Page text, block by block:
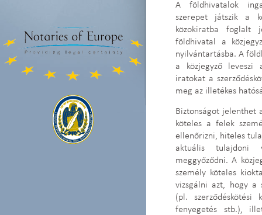
A földhivatalok
szerepet játszik a
közokiratba foglalt
földhivatal a
nyilvántartásba. A
a közjegyző leveszi
iratokat a
meg az illetékes
Biztonságot jelenthet
köteles a felek
ellenőrizni, hiteles
aktuális tulajdoni
meggyőződni. A
személy köteles
vizsgálni azt, hogy a
(pl. szerződéskötési
fenyegetés stb.),